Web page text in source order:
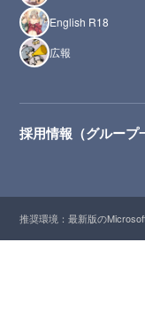
English R18
広報
採用情報（グループ
推奨環境：最新版の